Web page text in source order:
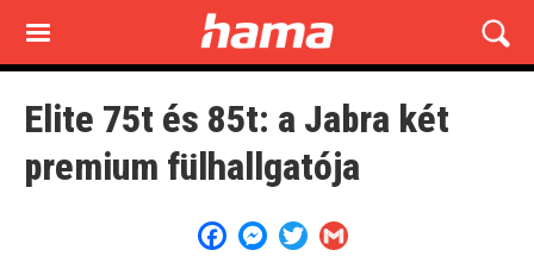
main
content
Elite 75t és 85t: a Jabra két
premium fülhallgatója
FacebookMessenger
Twitter